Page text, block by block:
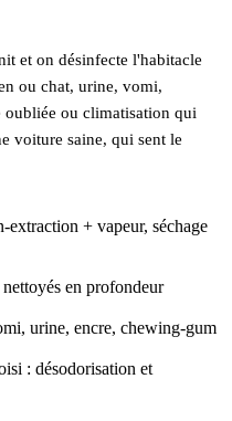
et on désinfecte l'habitacle
ou chat, urine, vomi,
ou climatisation qui
voiture saine, qui sent le
extraction + vapeur, séchage
en profondeur
urine, encre, chewing-gum
: désodorisation et